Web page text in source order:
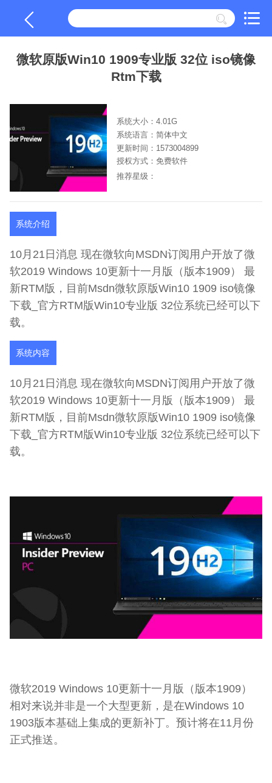
微软原版Win10 1909专业版 32位 iso镜像
Rtm下载
系统大小：4.01G
系统语言：简体中文
更新时间：1573004899
授权方式：免费软件
推荐星级：
系统介绍
10月21日消息 现在微软向MSDN订阅用户开放了微
软2019 Windows 10更新十一月版（版本1909） 最
新RTM版，目前Msdn微软原版Win10 1909 iso镜像
下载_官方RTM版Win10专业版 32位系统已经可以下
载。
系统内容
10月21日消息 现在微软向MSDN订阅用户开放了微
软2019 Windows 10更新十一月版（版本1909） 最
新RTM版，目前Msdn微软原版Win10 1909 iso镜像
下载_官方RTM版Win10专业版 32位系统已经可以下
载。
微软2019 Windows 10更新十一月版（版本1909）
相对来说并非是一个大型更新，是在Windows 10
1903版本基础上集成的更新补丁。预计将在11月份
正式推送。